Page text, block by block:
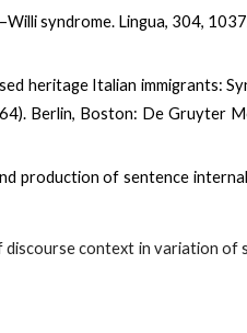
syndrome. Lingua, 304,
heritage Italian immigrants:
Berlin, Boston: De Gruyter
production of sentence
discourse context in variation of